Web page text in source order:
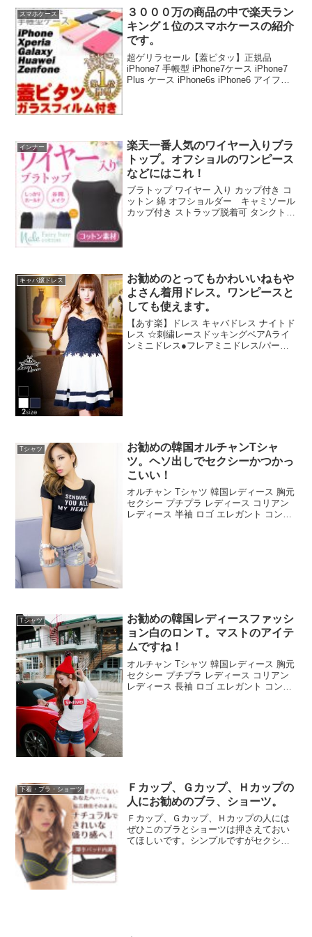
スマホケース
３０００万の商品の中で楽天ラン
キング１位のスマホケースの紹介
です。
超ゲリラセール【蓋ピタッ】正規品
iPhone7 手帳型 iPhone7ケース iPhone7
Plus ケース iPhone6s iPhone6 アイフォ
インナー
楽天一番人気のワイヤー入りブラ
トップ。オフショルのワンピース
などにはこれ！
ブラトップ ワイヤー 入り カップ付き コ
ットン 綿 オフショルダー キャミソール
カップ付き ストラップ脱着可 タンクトッ
キャバ嬢ドレス
お勧めのとってもかわいいねもや
よさん着用ドレス。ワンピースと
しても使えます。
【あす楽】ドレス キャバドレス ナイトド
レス ☆刺繍レースドッキングベアAライ
ンミニドレス●フレアミニドレス/パーテ
Tシャツ
お勧めの韓国オルチャンTシャ
ツ。ヘソ出しでセクシーかつかっ
こいい！
オルチャン Tシャツ 韓国レディース 胸元
セクシー プチプラ レディース コリアン
レディース 半袖 ロゴ エレガント コンサ
Tシャツ
お勧めの韓国レディースファッシ
ョン白のロンＴ。マストのアイテ
ムですね！
オルチャン Tシャツ 韓国レディース 胸元
セクシー プチプラ レディース コリアン
レディース 長袖 ロゴ エレガント コンサ
下着・ブラ・ショーツ
Ｆカップ、Ｇカップ、Ｈカップの
人にお勧めのブラ、ショーツ。
Ｆカップ、Ｇカップ、Ｈカップの人には
ぜひこのブラとショーツは押さえておい
てほしいです。シンプルですがセクシー